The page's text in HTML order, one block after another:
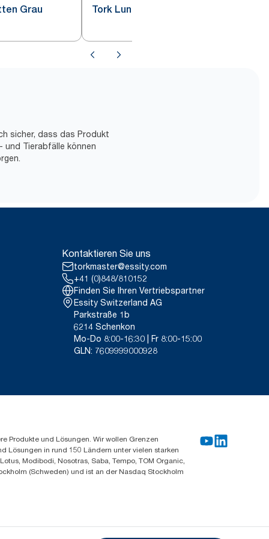
Grau Tork Lunchservietten Anthrazit
sicher, dass das Produkt
und Tierabfälle können
Kontaktieren Sie uns
torkmaster@essity.com
+41 (0)848/810152
Finden Sie Ihren Vertriebspartner
Essity Switzerland AG
Parkstraße 1b
6214 Schenkon
Mo-Do 8:00-16:30 | Fr 8:00-15:00
GLN: 7609999000928
Produkte und Lösungen. Wir wollen Grenzen
Lösungen in rund 150 Ländern unter vielen starken
Modibodi, Nosotras, Saba, Tempo, TOM Organic,
(Schweden) und ist an der Nasdaq Stockholm